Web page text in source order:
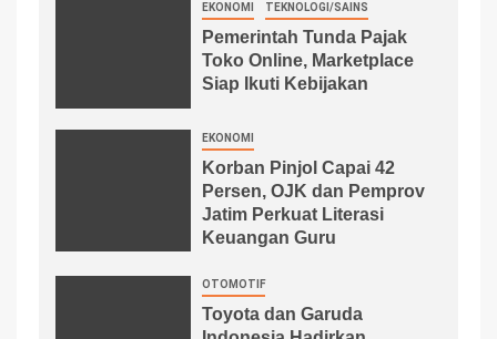
EKONOMI TEKNOLOGI/SAINS
Pemerintah Tunda Pajak
Toko Online, Marketplace
Siap Ikuti Kebijakan
EKONOMI
Korban Pinjol Capai 42
Persen, OJK dan Pemprov
Jatim Perkuat Literasi
Keuangan Guru
OTOMOTIF
Toyota dan Garuda